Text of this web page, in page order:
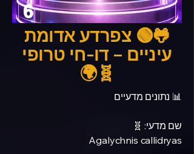
6
🐸🟢 צפרדע אדומת
עיניים – דו-חי טרופי
🧬🌍
📊 נתונים מדעיים
שם מדעי: 🧬
Agalychnis callidryas